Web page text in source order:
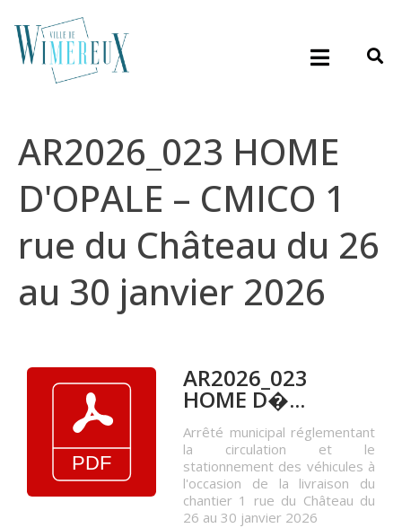
AR2026_023 HOME
D'OPALE – CMICO 1
rue du Château du 26
au 30 janvier 2026
AR2026_023
HOME D�...
Arrêté municipal réglementant
la circulation et le
stationnement des véhicules à
l'occasion de la livraison du
chantier 1 rue du Château du
26 au 30 janvier 2026